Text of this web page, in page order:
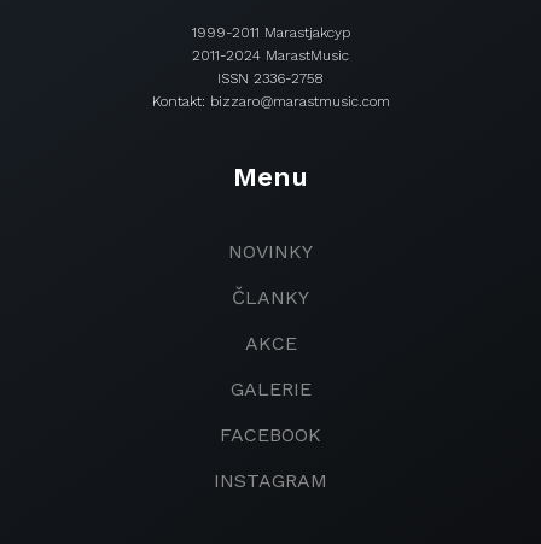
1999-2011 Marastjakcyp
2011-2024 MarastMusic
ISSN 2336-2758
Kontakt: bizzaro@marastmusic.com
Menu
NOVINKY
ČLANKY
AKCE
GALERIE
FACEBOOK
INSTAGRAM